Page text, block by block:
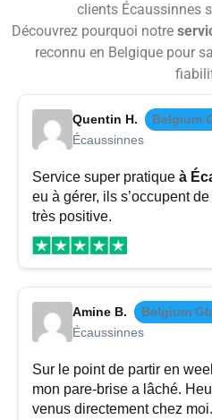
clients Écaussinnes
Découvrez pourquoi notre
reconnu en Belgique pour
Quentin H.
Belgium
Écaussinnes
Service super pratique à
eu à gérer, ils s’occupent
très positive.
Amine B.
Belgium
Écaussinnes
Sur le point de partir en
mon pare-brise a lâché.
venus directement chez